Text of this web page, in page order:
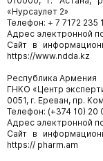
«Нурсаулет 2»
Телефон: + 7 7172 235
Адрес электронной
Сайт в
https://www.ndda.kz
Республика Армения
ГНКО «Центр
0051, г. Ереван, пр.
Телефон: (+374 10) 20
Адрес электронной
Сайт в
https:// pharm.am